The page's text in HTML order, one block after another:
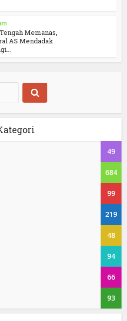
Memanas,
AS Mendadak
49
684
99
219
48
94
66
93